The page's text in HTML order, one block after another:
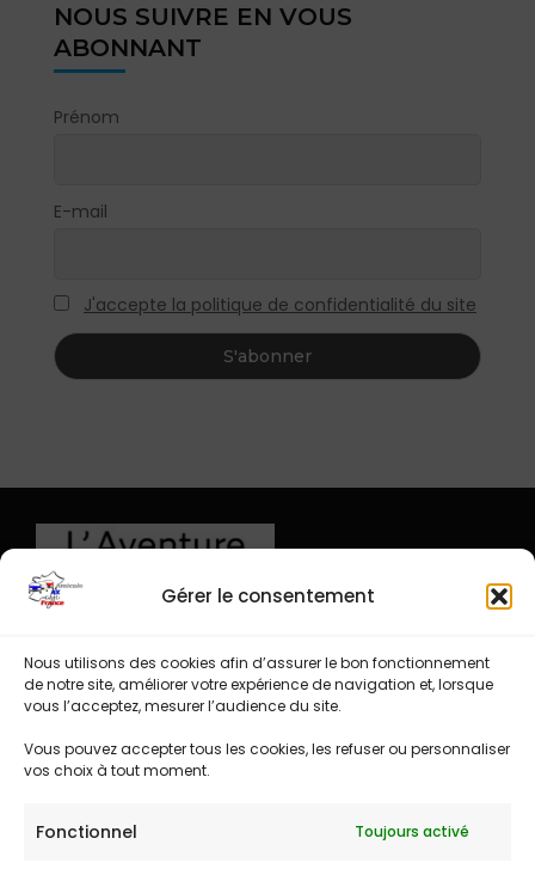
Gérer le consentement
Nous utilisons des cookies afin d’assurer le bon fonctionnement
de notre site, améliorer votre expérience de navigation et, lorsque
vous l’acceptez, mesurer l’audience du site.
Vous pouvez accepter tous les cookies, les refuser ou personnaliser
vos choix à tout moment.
Fonctionnel Toujours activé
NOUS SUIVRE EN VOUS
ABONNANT
Prénom
E-mail
J'accepte la politique de confidentialité du site